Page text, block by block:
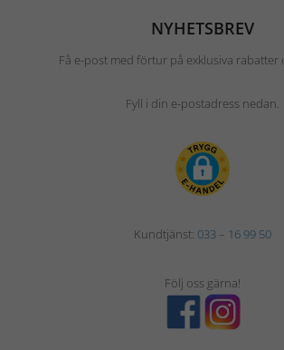
NYHETSBREV
Få e-post med förtur på exklusiva rabatter
Fyll i din e-postadress nedan.
Kundtjänst: 033 – 16 99 50
Följ oss gärna!